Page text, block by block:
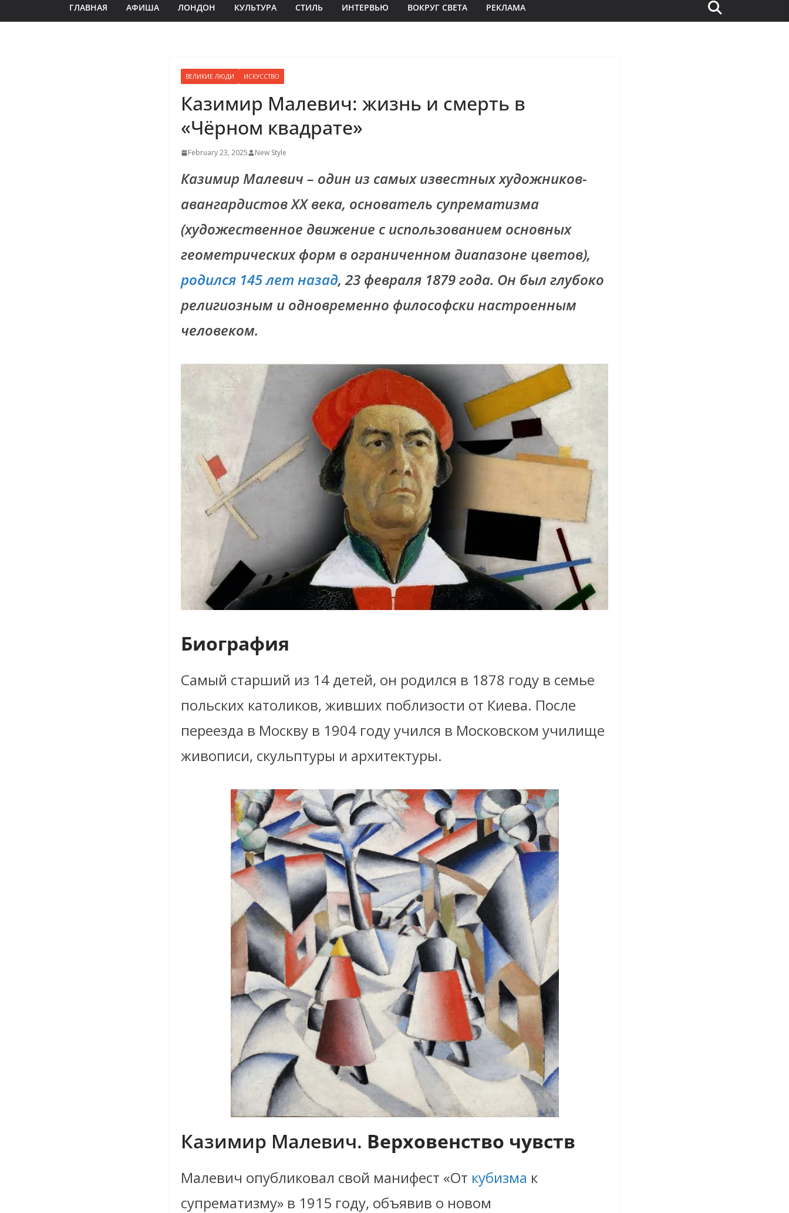
ГЛАВНАЯ АФИША ЛОНДОН КУЛЬТУРА СТИЛЬ ИНТЕРВЬЮ ВОКРУГ СВЕТА РЕКЛАМА
ВЕЛИКИЕ ЛЮДИ ИСКУССТВО
Казимир Малевич: жизнь и смерть в
«Чёрном квадрате»
February 23, 2025 New Style
Казимир Малевич– один из самых известных художников-
авангардистов XX века, основатель супрематизма
(художественное движение с использованием основных
геометрических форм в ограниченном диапазоне цветов),
родился 145 лет назад, 23 февраля 1879 года. Он был глубоко
религиозным и одновременно философски настроенным
человеком.
Биография
Самый старший из 14 детей, он родился в 1878 году в семье
польских католиков, живших поблизости от Киева. После
переезда в Москву в 1904 году учился в Московском училище
живописи, скульптуры и архитектуры.
Казимир Малевич. Верховенство чувств
Малевич опубликовал свой манифест «От кубизма к
супрематизму» в 1915 году, объявив о новом